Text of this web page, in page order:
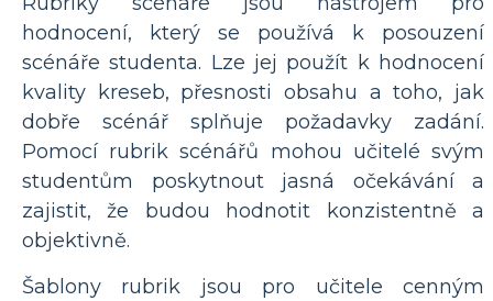
hodnocení, který se používá k posouzení
scénáře studenta. Lze jej použít k hodnocení
kvality kreseb, přesnosti obsahu a toho, jak
dobře scénář splňuje požadavky zadání.
Pomocí rubrik scénářů mohou učitelé svým
studentům poskytnout jasná očekávání a
zajistit, že budou hodnotit konzistentně a
objektivně.
Šablony rubrik jsou pro učitele cenným